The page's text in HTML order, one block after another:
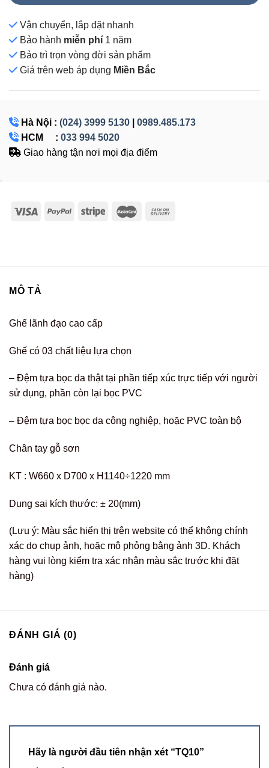
Vận chuyển, lắp đặt nhanh
Bảo hành miễn phí 1 năm
Bảo trì trọn vòng đời sản phẩm
Giá trên web áp dụng Miền Bắc
Hà Nội : (024) 3999 5130
0989.485.173
HCM : 033 994 5020
Giao hàng tận nơi mọi địa điểm
MÔ TẢ
Ghế lãnh đạo cao cấp
Ghế có 03 chất liệu lựa chọn
– Đệm tựa bọc da thật tại phần tiếp xúc trực tiếp với người
sử dụng, phần còn lại bọc PVC
– Đệm tựa bọc bọc da công nghiệp, hoặc PVC toàn bộ
Chân tay gỗ sơn
KT : W660 x D700 x H1140÷1220 mm
Dung sai kích thước: ± 20(mm)
(Lưu ý: Màu sắc hiển thị trên website có thể không chính
xác do chụp ảnh, hoặc mô phỏng bằng ảnh 3D. Khách
hàng vui lòng kiểm tra xác nhận màu sắc trước khi đặt
hàng)
ĐÁNH GIÁ (0)
Đánh giá
Chưa có đánh giá nào.
Hãy là người đầu tiên nhận xét “TQ10”